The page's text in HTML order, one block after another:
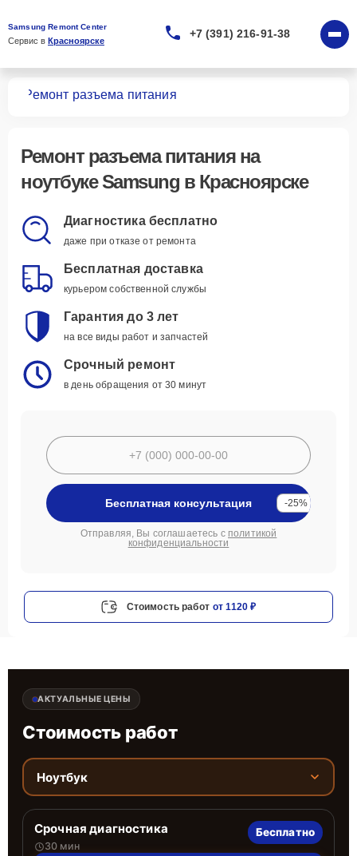
Samsung Remont Center
Сервис в Красноярске
+7 (391) 216-91-38
Ремонт разъема питания
Ремонт разъема питания на
ноутбуке Samsung в Красноярске
Диагностика бесплатно
даже при отказе от ремонта
Бесплатная доставка
курьером собственной службы
Гарантия до 3 лет
на все виды работ и запчастей
Срочный ремонт
в день обращения от 30 минут
Бесплатная консультация -25%
Отправляя, Вы соглашаетесь с политикой
конфиденциальности
Стоимость работ от 1120 ₽
АКТУАЛЬНЫЕ ЦЕНЫ
Стоимость работ
Ноутбук
Срочная диагностика
30 мин
Бесплатно